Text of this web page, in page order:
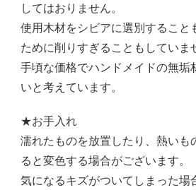
してはおりません。
使用木材をシビアに選別すること
ために削りすぎることもしていま
手頃な価格でハンドメイドの無垢
いと考えています。
★お手入れ
濡れたものを放置したり、熱いも
ると変色する場合がございます。
気になるキズがついてしまった場